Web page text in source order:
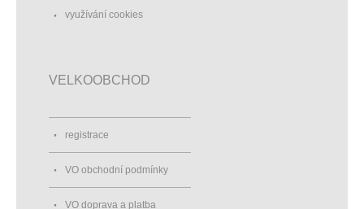
využívání cookies
VELKOOBCHOD
registrace
VO obchodní podmínky
VO doprava a platba